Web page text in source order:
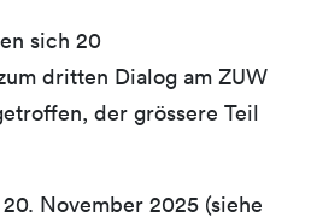
sich 20
dritten Dialog am ZUW
der grössere Teil
November 2025 (siehe